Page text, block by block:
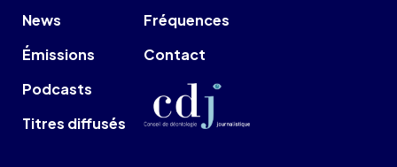
News
Émissions
Podcasts
Titres diffusés
Fréquences
Contact